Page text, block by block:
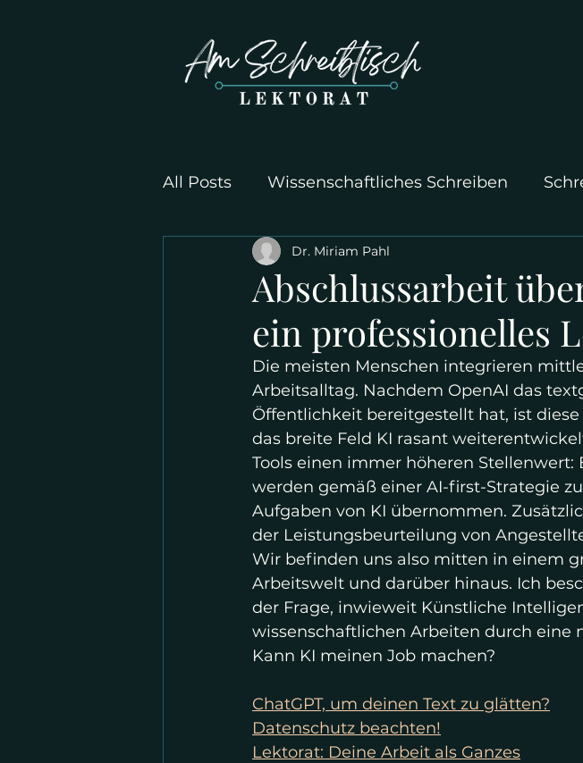
All Posts Wissenschaftliches Schreiben
Abschlussarbeit
ein professionelles
Dr. Miriam Pahl
Die meisten Menschen integrieren
Arbeitsalltag. Nachdem OpenAI das
Öffentlichkeit bereitgestellt hat, ist
das breite Feld KI rasant
Tools einen immer höheren Stellenwert:
werden gemäß einer AI-first-Strategie
Aufgaben von KI übernommen.
der Leistungsbeurteilung von
Wir befinden uns also mitten in einem
Arbeitswelt und darüber hinaus. Ich
der Frage, inwieweit Künstliche
wissenschaftlichen Arbeiten durch eine
Kann KI meinen Job machen?
ChatGPT, um deinen Text zu glätten?
Datenschutz beachten!
Lektorat: Deine Arbeit als Ganzes